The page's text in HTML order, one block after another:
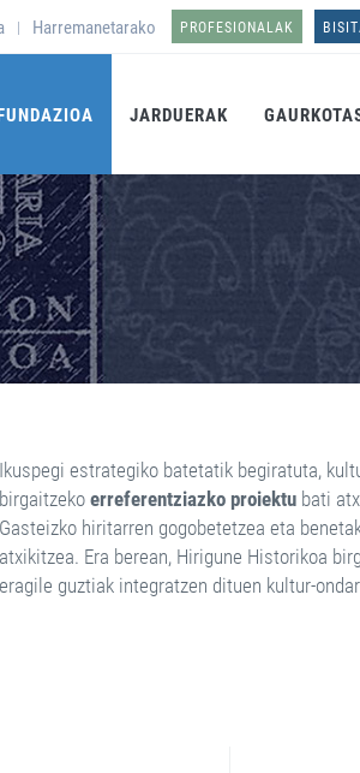
| Harremanetarako PROFESIONALAK
JARDUERAK
Ikuspegi estrategiko batetatik begiratuta,
birgaitzeko erreferentziazko proiektu bati
Gasteizko hiritarren gogobetetzea eta
atxikitzea. Era berean, Hirigune Historikoa
eragile guztiak integratzen dituen kultur-